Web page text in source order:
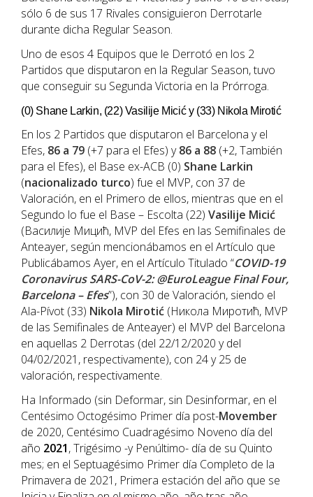
sólo 6 de sus 17 Rivales consiguieron Derrotarle
durante dicha Regular Season.
Uno de esos 4 Equipos que le Derrotó en los 2
Partidos que disputaron en la Regular Season, tuvo
que conseguir su Segunda Victoria en la Prórroga.
(0) Shane Larkin, (22) Vasilije Micić y (33) Nikola Mirotić
En los 2 Partidos que disputaron el Barcelona y el
Efes, 86 a 79 (+7 para el Efes) y86 a 88 (+2, También
para el Efes), el Base ex-ACB (0) Shane Larkin
(nacionalizado turco) fue el MVP, con 37 de
Valoración, en el Primero de ellos, mientras que en el
Segundo lo fue el Base – Escolta (22) Vasilije Micić
(Василије Мицић, MVP del Efes en las Semifinales de
Anteayer, según mencionábamos en el Artículo que
Publicábamos Ayer, en el Artículo Titulado “COVID-19
Coronavirus SARS-CoV-2: @EuroLeague Final Four,
Barcelona – Efes”), con 30 de Valoración, siendo el
Ala-Pívot (33) Nikola Mirotić (Никола Миротић, MVP
de las Semifinales de Anteayer) el MVP del Barcelona
en aquellas 2 Derrotas (del 22/12/2020 y del
04/02/2021, respectivamente), con 24 y 25 de
valoración, respectivamente.
Ha Informado (sin Deformar, sin Desinformar, en el
Centésimo Octogésimo Primer día post-Movember
de 2020, Centésimo Cuadragésimo Noveno día del
año 2021, Trigésimo -y Penúltimo- día de su Quinto
mes; en el Septuagésimo Primer día Completo de la
Primavera de 2021, Primera estación del año que se